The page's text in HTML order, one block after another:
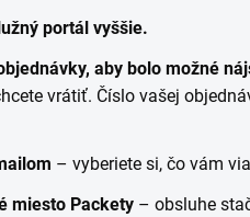
portál vyššie.
aby bolo možné
vrátiť. Číslo vašej
– vyberiete si, čo vám
miesto Packety – obsluhe